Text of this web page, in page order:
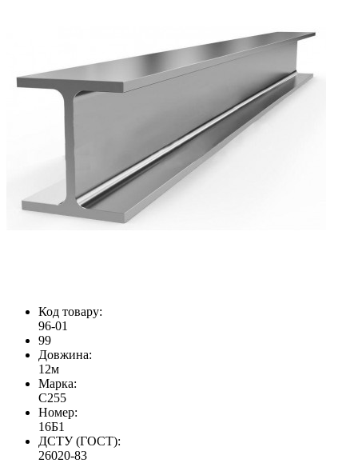
Код товару:
96-01
99
Довжина:
12м
Марка:
С255
Номер:
16Б1
ДСТУ (ГОСТ):
26020-83